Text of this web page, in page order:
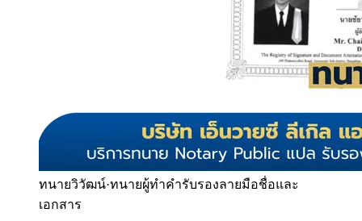
ทนายวิวัฒน์·ทนายผู้ทำคำรับรองลายมือชื่อและ
เอกสาร